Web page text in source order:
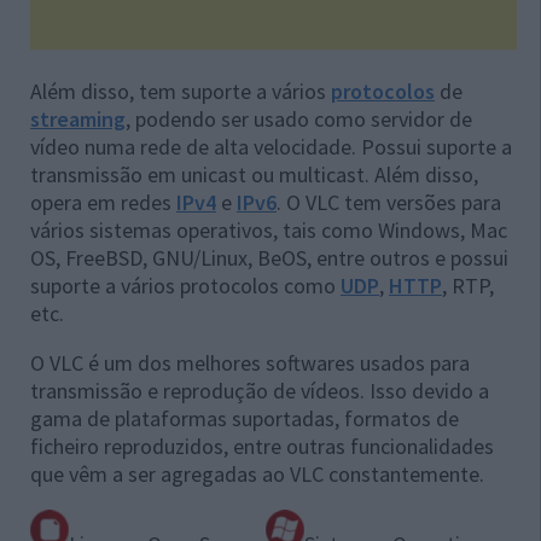
Além disso, tem suporte a vários protocolos de
streaming, podendo ser usado como servidor de
vídeo numa rede de alta velocidade. Possui suporte a
transmissão em unicast ou multicast. Além disso,
opera em redes IPv4 e IPv6. O VLC tem versões para
vários sistemas operativos, tais como Windows, Mac
OS, FreeBSD, GNU/Linux, BeOS, entre outros e possui
suporte a vários protocolos como UDP, HTTP, RTP,
etc.
O VLC é um dos melhores softwares usados para
transmissão e reprodução de vídeos. Isso devido a
gama de plataformas suportadas, formatos de
ficheiro reproduzidos, entre outras funcionalidades
que vêm a ser agregadas ao VLC constantemente.